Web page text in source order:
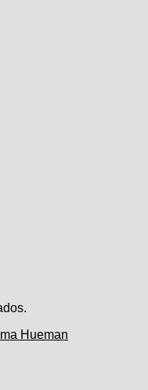
Hueman